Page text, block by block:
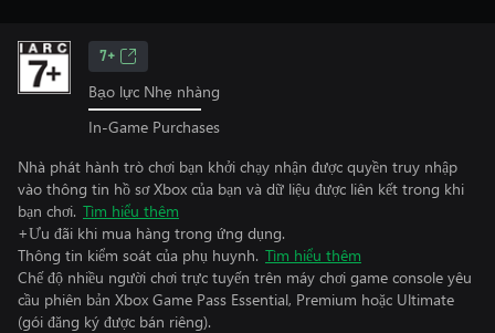
7+
Bạo lực Nhẹ nhàng
In-Game Purchases
Nhà phát hành trò chơi bạn khởi chạy nhận được quyền truy nhập
vào thông tin hồ sơ Xbox của bạn và dữ liệu được liên kết trong khi
bạn chơi. Tìm hiểu thêm
+Ưu đãi khi mua hàng trong ứng dụng.
Thông tin kiểm soát của phụ huynh. Tìm hiểu thêm
Chế độ nhiều người chơi trực tuyến trên máy chơi game console yêu
cầu phiên bản Xbox Game Pass Essential, Premium hoặc Ultimate
(gói đăng ký được bán riêng).